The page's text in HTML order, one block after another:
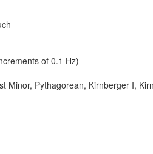
of 0.1 Hz)
Minor, Pythagorean, Kirnberger I,